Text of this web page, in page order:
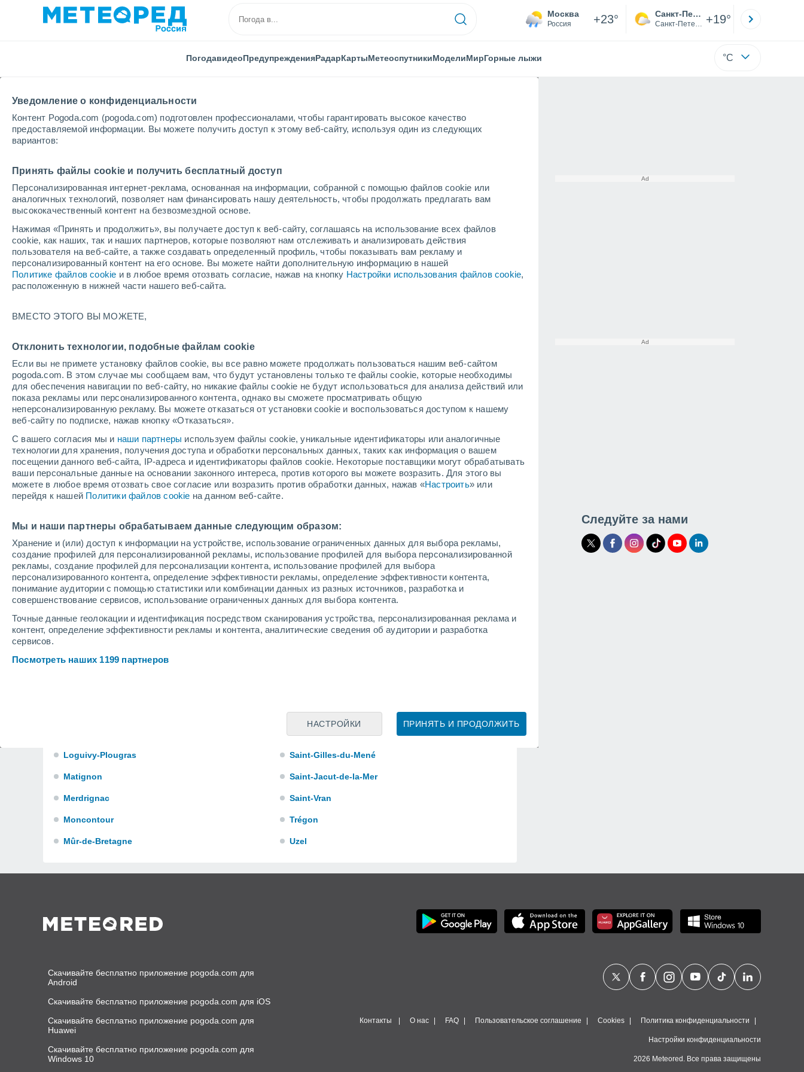
Уведомление о конфиденциальности
Контент Pogoda.com (pogoda.com) подготовлен профессионалами, чтобы гарантировать высокое качество
предоставляемой информации. Вы можете получить доступ к этому веб-сайту, используя один из следующих
вариантов:
Принять файлы cookie и получить бесплатный доступ
Персонализированная интернет-реклама, основанная на информации, собранной с помощью файлов cookie или
аналогичных технологий, позволяет нам финансировать нашу деятельность, чтобы продолжать предлагать вам
высококачественный контент на безвозмездной основе.
Нажимая «Принять и продолжить», вы получаете доступ к веб-сайту, соглашаясь на использование всех файлов
cookie, как наших, так и наших партнеров, которые позволяют нам отслеживать и анализировать действия
пользователя на веб-сайте, а также создавать определенный профиль, чтобы показывать вам рекламу и
персонализированный контент на его основе. Вы можете найти дополнительную информацию в нашей
Политике файлов cookie и в любое время отозвать согласие, нажав на кнопку Настройки использования файлов cookie,
расположенную в нижней части нашего веб-сайта.
ВМЕСТО ЭТОГО ВЫ МОЖЕТЕ,
Отклонить технологии, подобные файлам cookie
Если вы не примете установку файлов cookie, вы все равно можете продолжать пользоваться нашим веб-сайтом
pogoda.com. В этом случае мы сообщаем вам, что будут установлены только те файлы cookie, которые необходимы
для обеспечения навигации по веб-сайту, но никакие файлы cookie не будут использоваться для анализа действий или
показа рекламы или персонализированного контента, однако вы сможете просматривать общую
неперсонализированную рекламу. Вы можете отказаться от установки cookie и воспользоваться доступом к нашему
веб-сайту по подписке, нажав кнопку «Отказаться».
С вашего согласия мы и наши партнеры используем файлы cookie, уникальные идентификаторы или аналогичные
технологии для хранения, получения доступа и обработки персональных данных, таких как информация о вашем
посещении данного веб-сайта, IP-адреса и идентификаторы файлов cookie. Некоторые поставщики могут обрабатывать
ваши персональные данные на основании законного интереса, против которого вы можете возразить. Для этого вы
можете в любое время отозвать свое согласие или возразить против обработки данных, нажав «Настроить» или
перейдя к нашей Политики файлов cookie на данном веб-сайте.
Мы и наши партнеры обрабатываем данные следующим образом:
Хранение и (или) доступ к информации на устройстве, использование ограниченных данных для выбора рекламы,
создание профилей для персонализированной рекламы, использование профилей для выбора персонализированной
рекламы, создание профилей для персонализации контента, использование профилей для выбора
персонализированного контента, определение эффективности рекламы, определение эффективности контента,
понимание аудитории с помощью статистики или комбинации данных из разных источников, разработка и
совершенствование сервисов, использование ограниченных данных для выбора контента.
Точные данные геолокации и идентификация посредством сканирования устройства, персонализированная реклама и
контент, определение эффективности рекламы и контента, аналитические сведения об аудитории и разработка
сервисов.
Посмотреть наших 1199 партнеров
ПРИНЯТЬ И ПРОДОЛЖИТЬ
НАСТРОЙКИ
Москва
Россия +23° Санкт-Петербург
Санкт-Петербург +19°
ПогодавидеоПредупрежденияРадарКартыМетеоспутникиМоделиМирГорные лыжи °C
Погода во всех населенных пунктах Кота-
да'Армор
Все населенные пункты Кота-да'Армор
А - S С - У
Bégard
Belle-Isle-en-Terre
Broons
Bulat-Pestivien
Cavan
Collinée
Créhen
Gouarec
Grâce-Uzel
Grâces
Hénanbihen
Loguivy-Plougras
Matignon
Merdrignac
Moncontour
Mûr-de-Bretagne
Plancoët
Planguenoual
Pleslin-Trigavou
Plestin-les-Grèves
Plévenon
Plouézec
Plouguenast
Pluduno
Plumaudan
Plussulien
Ruca
Saint-Gilles-du-Mené
Saint-Jacut-de-la-Mer
Saint-Vran
Trégon
Uzel
Следуйте за нами
Скачивайте бесплатно приложение pogoda.com для
Android
Скачивайте бесплатно приложение pogoda.com для iOS
Скачивайте бесплатно приложение pogoda.com для
Huawei
Скачивайте бесплатно приложение pogoda.com для
Windows 10
Контакты О нас FAQ Пользовательское соглашение Cookies Политика конфиденциальности
Настройки конфиденциальности
2026 Meteored. Все права защищены